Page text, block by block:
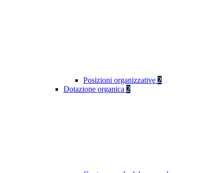
Posizioni organizzative 2
Dotazione organica 2